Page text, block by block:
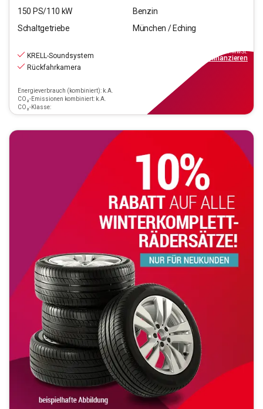
150 PS/110 kW
Benzin
Schaltgetriebe
München / Eching
KRELL-Soundsystem
Rückfahrkamera
Energieverbrauch (kombiniert): k.A.
CO₂-Emissionen kombiniert: k.A.
CO₂-Klasse:
inkl.MwSt.
finanzieren